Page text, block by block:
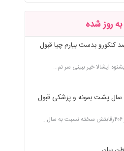
روز شده
40 درصد کنکورو بدست بیارم چیا قبول
ایشالا خیر ببینی سر نم...
پشت بمونه و پزشکی قبول